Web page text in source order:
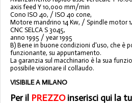
axis feed Y 10,000 mm/min
Cono ISO 40, / ISO 40 cone,
Motore mandrino 14 Kw, / Spindle motor
CNC SELCA S 3045,
anno 1995 / year 1995
B) Bene in buone condizioni d'uso, che è
funzionante, su appuntamento.
La garanzia sul macchinario è la sua
possibile visionare il collaudo.
VISIBILE A MILANO
Per il PREZZOinserisci qui la